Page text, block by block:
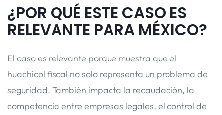
¿POR QUÉ ESTE CASO ES
RELEVANTE PARA MÉXICO?
El caso es relevante porque muestra que el
huachicol fiscal no solo representa un problema de
seguridad. También impacta la recaudación, la
competencia entre empresas legales, el control de